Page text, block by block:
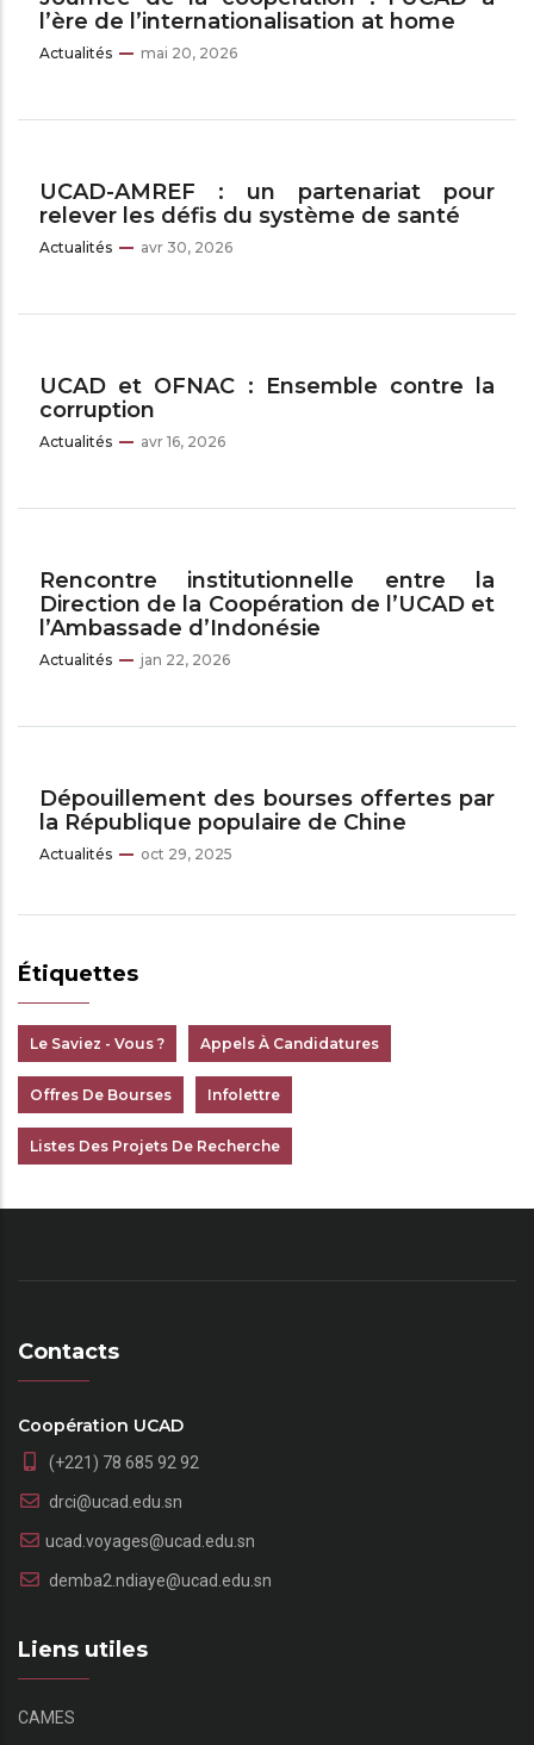
l’ère de l’internationalisation at home
Actualités mai 20, 2026
UCAD-AMREF : un partenariat pour
relever les défis du système de santé
Actualités avr 30, 2026
UCAD et OFNAC : Ensemble contre la
corruption
Actualités avr 16, 2026
Rencontre institutionnelle entre la
Direction de la Coopération de l’UCAD et
l’Ambassade d’Indonésie
Actualités jan 22, 2026
Dépouillement des bourses offertes par
la République populaire de Chine
Actualités oct 29, 2025
Étiquettes
Le Saviez - Vous ? Appels À Candidatures
Offres De Bourses Infolettre
Listes Des Projets De Recherche
Contacts
Coopération UCAD
(+221) 78 685 92 92
drci@ucad.edu.sn
ucad.voyages@ucad.edu.sn
demba2.ndiaye@ucad.edu.sn
Liens utiles
CAMES